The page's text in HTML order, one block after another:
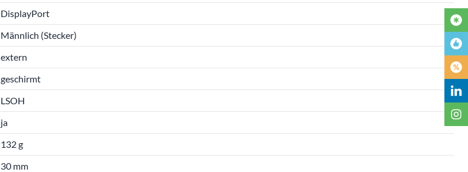
DisplayPort
Männlich (Stecker)
extern
geschirmt
LSOH
ja
132 g
30 mm